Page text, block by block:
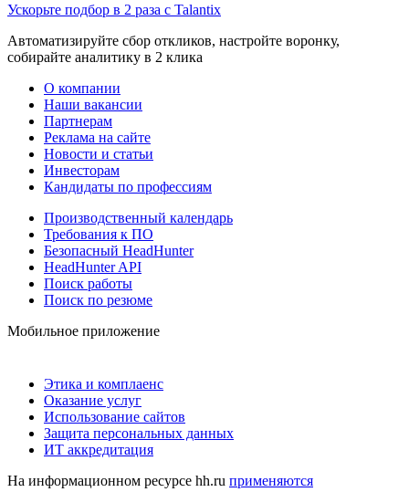
Ускорьте подбор в 2 раза с Talantix
Автоматизируйте сбор откликов, настройте воронку,
собирайте аналитику в 2 клика
О компании
Наши вакансии
Партнерам
Реклама на сайте
Новости и статьи
Инвесторам
Кандидаты по профессиям
Производственный календарь
Требования к ПО
Безопасный HeadHunter
HeadHunter API
Поиск работы
Поиск по резюме
Мобильное приложение
Этика и комплаенс
Оказание услуг
Использование сайтов
Защита персональных данных
ИТ аккредитация
На информационном ресурсе hh.ru применяются